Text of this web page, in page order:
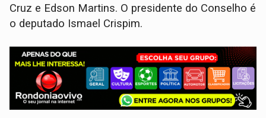
Cruz e Edson Martins. O presidente do Conselho é
o deputado Ismael Crispim.